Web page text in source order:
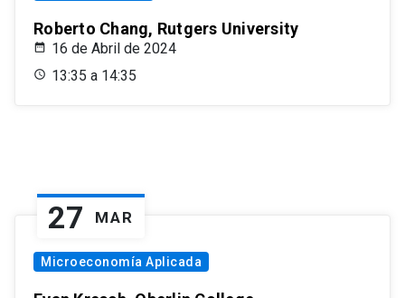
Roberto Chang, Rutgers University
16 de Abril de 2024
13:35 a 14:35
27 MAR
Microeconomía Aplicada